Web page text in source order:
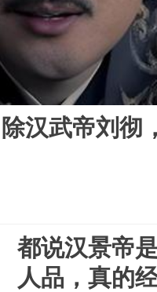
汉武帝刘彻
都说汉景帝
人品，真的